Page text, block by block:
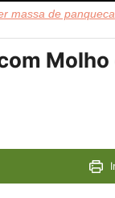
massa de panqueca